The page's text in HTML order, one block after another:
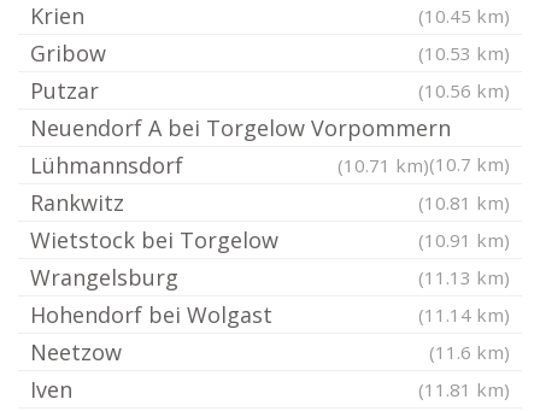
Krien (10.45 km)
Gribow (10.53 km)
Putzar (10.56 km)
Neuendorf A bei Torgelow Vorpommern
(10.7 km)
Lühmannsdorf (10.71 km)
Rankwitz (10.81 km)
Wietstock bei Torgelow (10.91 km)
Wrangelsburg (11.13 km)
Hohendorf bei Wolgast (11.14 km)
Neetzow (11.6 km)
Iven (11.81 km)